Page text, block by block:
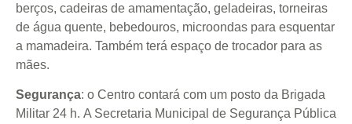
berços, cadeiras de amamentação, geladeiras, torneiras
de água quente, bebedouros, microondas para esquentar
a mamadeira. Também terá espaço de trocador para as
mães.
Segurança: o Centro contará com um posto da Brigada
Militar 24 h. A Secretaria Municipal de Segurança Pública